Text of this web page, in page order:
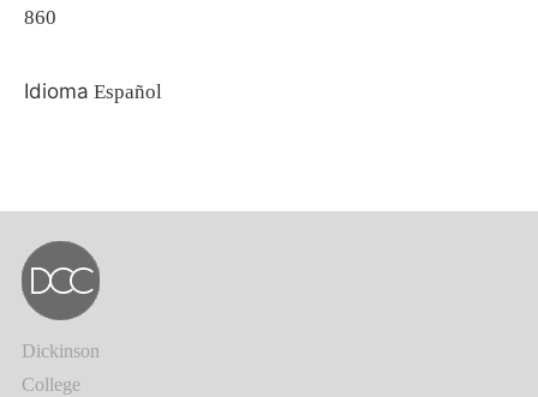
860
Idioma Español
Dickinson
College